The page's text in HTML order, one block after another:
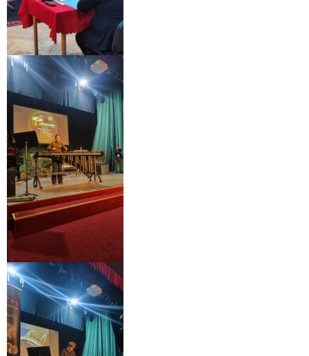
- Aktuality
- Informácia pre uchádzača o zamestnanie
- Termíny školských prázdnin
Projekty
- Talentík
- Pódium mladých umelcov
- Cesta za umením
- Projekt Zuška do uška
Galéria
- Pozvánky na koncerty
- Koncerty
- Súťaže